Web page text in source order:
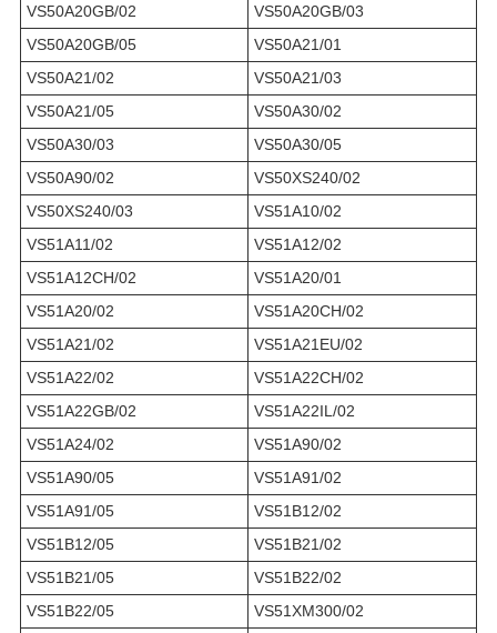
VS50A20GB/02
VS50A20GB/03
VS50A20GB/05
VS50A21/01
VS50A21/02
VS50A21/03
VS50A21/05
VS50A30/02
VS50A30/03
VS50A30/05
VS50A90/02
VS50XS240/02
VS50XS240/03
VS51A10/02
VS51A11/02
VS51A12/02
VS51A12CH/02
VS51A20/01
VS51A20/02
VS51A20CH/02
VS51A21/02
VS51A21EU/02
VS51A22/02
VS51A22CH/02
VS51A22GB/02
VS51A22IL/02
VS51A24/02
VS51A90/02
VS51A90/05
VS51A91/02
VS51A91/05
VS51B12/02
VS51B12/05
VS51B21/02
VS51B21/05
VS51B22/02
VS51B22/05
VS51XM300/02